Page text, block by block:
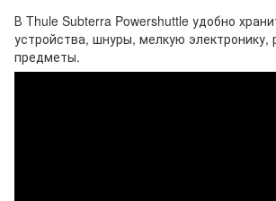
В Thule Subterra Powershuttle удобно
устройства, шнуры, мелкую электронику,
предметы.